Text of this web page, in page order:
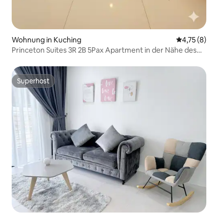
Wohnung in Kuching
4,75 (8)
Princeton Suites 3R 2B 5Pax Apartment in der Nähe des
Superhost
Superhost